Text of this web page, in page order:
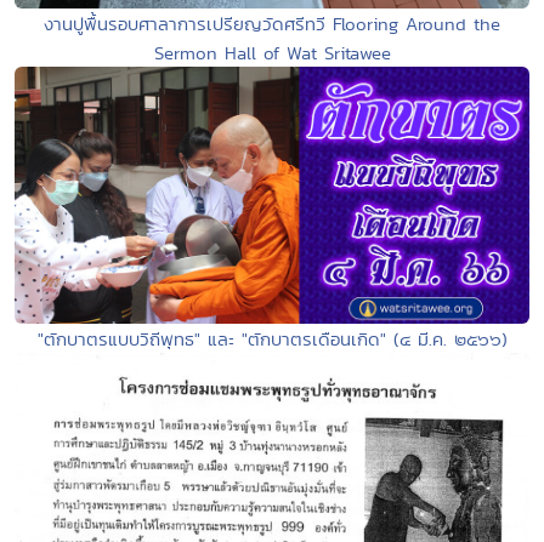
งานปูพื้นรอบศาลาการเปรียญวัดศรีทวี Flooring Around the
Sermon Hall of Wat Sritawee
"ตักบาตรแบบวิถีพุทธ" และ "ตักบาตรเดือนเกิด" (๔ มี.ค. ๒๕๖๖)